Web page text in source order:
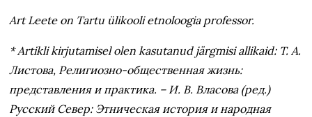
Art Leete on Tartu ülikooli etnoloogia professor.
* Artikli kirjutamisel olen kasutanud järgmisi allikaid: Т. А.
Листова, Религиозно-общественная жизнь:
представления и практика. – И. В. Власова (ред.)
Русский Север: Этническая история и народная